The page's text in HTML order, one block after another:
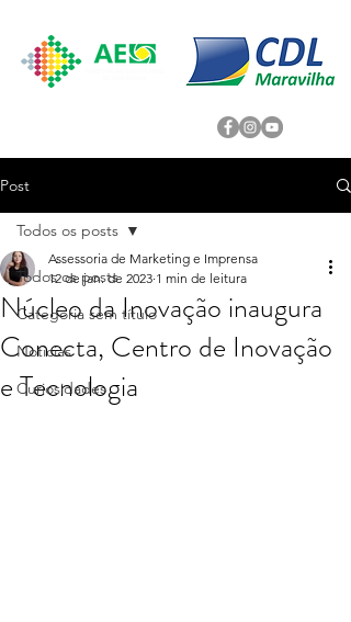
Post
Todos os posts
Categoria sem título
Noticias
Curiosidades
Todos os posts
Núcleo da Inovação inaugura
Conecta, Centro de Inovação
e Tecnologia
Assessoria de Marketing e Imprensa
12 de jan. de 2023 1 min de leitura